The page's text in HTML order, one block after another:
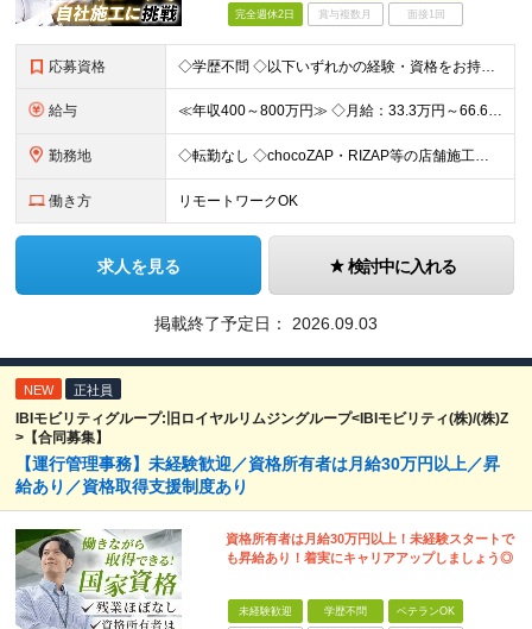
完全週休2日 賞与複数月 面接1回
応募資格 ◇学歴不問 ◇以下いずれかの経験・資格をお持ちの方 ≪対象経験≫ ・店舗内装工事（フィットネス・飲食・物販など）の施工管理経験 ・電気/空調/給排水工事いずれかの施工管理経験（1年以上目安） ・職長
給与 ≪年収400～800万円≫ ◇月給：33.3万円～66.6万円 ◇残業代別途支給 ◇昇給年2回（実力次第でスピード昇給可能） スキル・経験に応じた評価制度 ￣￣￣￣￣￣￣￣￣￣￣￣￣ 新設チームのた
勤務地 ◇転勤なし ◇chocoZAP・RIZAP等の店舗施工を担当 ◇本社もしくは在宅での勤務になります 【本社所在地】 東京都新宿区西新宿8-17-1 住友不動産新宿グランドタワー36F 【転勤につい
働き方 リモートワークOK
求人を見る 検討中に入れる
掲載終了予定日： 2026.09.03
NEW 正社員
IBIモビリティグループ:旧ロイヤルリムジングループ<IBIモビリティ(株)/(株)Z
>【合同募集】
【運行管理事務】未経験歓迎／資格所有者は月給30万円以上／昇
給あり／資格取得支援制度あり
資格所有者は月給30万円以上！未経験スタートで
も昇給あり！着実にキャリアアップしましょう◎
未経験歓迎 学歴不問 ベテランOK